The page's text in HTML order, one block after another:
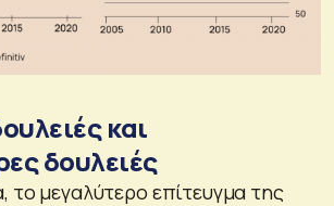
και
δουλειές
το μεγαλύτερο επίτευγμα της